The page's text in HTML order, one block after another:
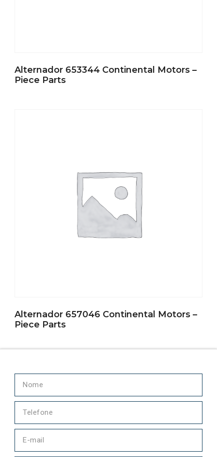
Alternador 653344 Continental Motors –
Piece Parts
Alternador 657046 Continental Motors –
Piece Parts